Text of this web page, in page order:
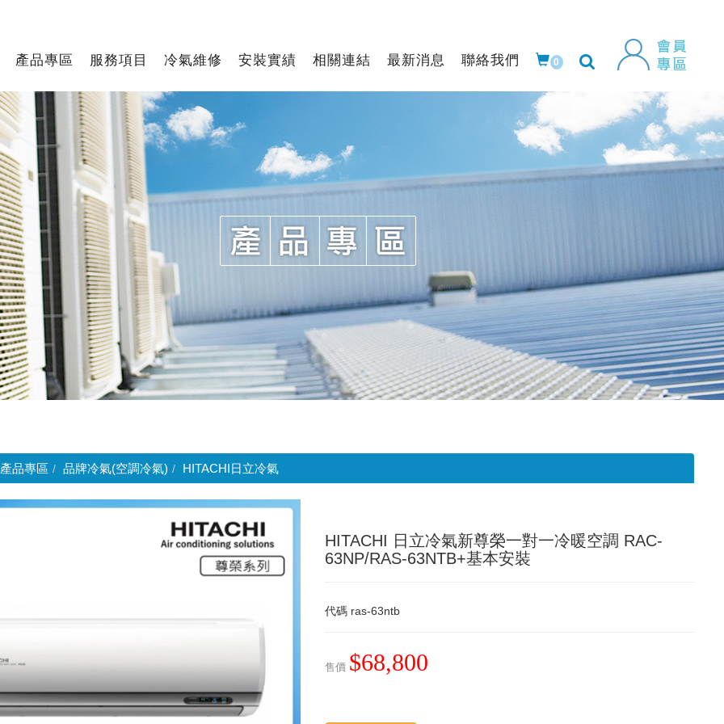
產品專區 服務項目 冷氣維修 安裝實績 相關連結 最新消息 聯絡我們 0
產品專區 品牌冷氣(空調冷氣) HITACHI日立冷氣
HITACHI 日立冷氣新尊榮一對一冷暖空調 RAC-
63NP/RAS-63NTB+基本安裝
代碼 ras-63ntb
售價 $68,800